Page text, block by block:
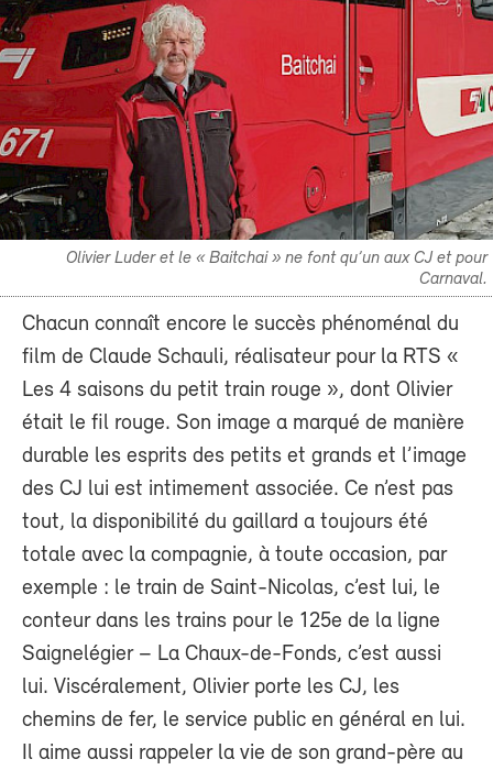
Olivier Luder et le « Baitchai » ne font qu’un aux CJ et pour
Carnaval.
Chacun connaît encore le succès phénoménal du
film de Claude Schauli, réalisateur pour la RTS «
Les 4 saisons du petit train rouge », dont Olivier
était le fil rouge. Son image a marqué de manière
durable les esprits des petits et grands et l’image
des CJ lui est intimement associée. Ce n’est pas
tout, la disponibilité du gaillard a toujours été
totale avec la compagnie, à toute occasion, par
exemple : le train de Saint-Nicolas, c’est lui, le
conteur dans les trains pour le 125e de la ligne
Saignelégier – La Chaux-de-Fonds, c’est aussi
lui. Viscéralement, Olivier porte les CJ, les
chemins de fer, le service public en général en lui.
Il aime aussi rappeler la vie de son grand-père au